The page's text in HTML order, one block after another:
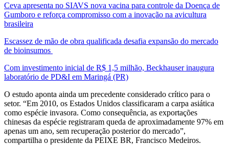
Ceva apresenta no SIAVS nova vacina para controle da Doença de
Gumboro e reforça compromisso com a inovação na avicultura
brasileira
Escassez de mão de obra qualificada desafia expansão do mercado
de bioinsumos
Com investimento inicial de R$ 1,5 milhão, Beckhauser inaugura
laboratório de PD&I em Maringá (PR)
O estudo aponta ainda um precedente considerado crítico para o
setor. “Em 2010, os Estados Unidos classificaram a carpa asiática
como espécie invasora. Como consequência, as exportações
chinesas da espécie registraram queda de aproximadamente 97% em
apenas um ano, sem recuperação posterior do mercado”,
compartilha o presidente da PEIXE BR, Francisco Medeiros.